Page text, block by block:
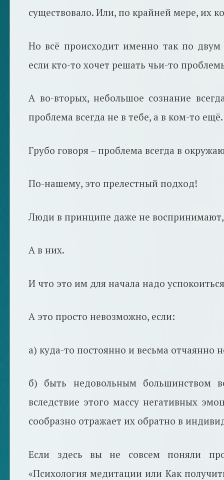
существовало. Или, по крайней мере, их
Но всё происходит именно так по
если кто-то хочет решать чьи-то
А во-вторых, небольшое сознание
проблема всегда не в тебе, а в ком-то ещё.
Грубо говоря – проблема всегда в
По-нашему, это прелестный подход!
Люди в принципе даже не
А в них.
И что это им для начала надо
А это просто невозможно, если:
а) куда-то постоянно и весьма отчаянно
б) быть недовольным большинством
вследствие этого массу негативных
сообразно отражает их обратно в
Если здесь вы не совсем поняли
«Психология медитации или Как